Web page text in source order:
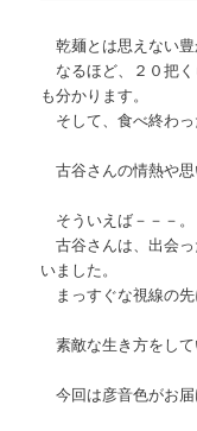
乾麺とは思えない豊
なるほど、２０把
も分かります。
そして、食べ終わっ
古谷さんの情熱や思
そういえば－－－。
古谷さんは、出会
いました。
まっすぐな視線の先
素敵な生き方をして
今回は彦音色がお届